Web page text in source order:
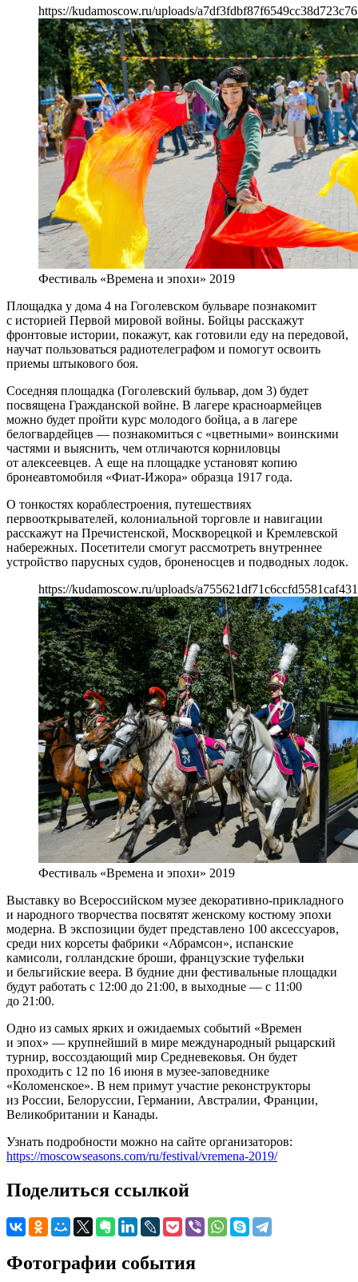
https://kudamoscow.ru/uploads/
Фестиваль «Времена и эпохи» 2019
Площадка у дома 4 на Гоголевском бульваре познакомит
с историей Первой мировой войны. Бойцы расскажут
фронтовые истории, покажут, как готовили еду на передовой,
научат пользоваться радиотелеграфом и помогут освоить
приемы штыкового боя.
Соседняя площадка (Гоголевский бульвар, дом 3) будет
посвящена Гражданской войне. В лагере красноармейцев
можно будет пройти курс молодого бойца, а в лагере
белогвардейцев — познакомиться с «цветными» воинскими
частями и выяснить, чем отличаются корниловцы
от алексеевцев. А еще на площадке установят копию
бронеавтомобиля «Фиат-Ижора» образца 1917 года.
О тонкостях кораблестроения, путешествиях
первооткрывателей, колониальной торговле и навигации
расскажут на Пречистенской, Москворецкой и Кремлевской
набережных. Посетители смогут рассмотреть внутреннее
устройство парусных судов, броненосцев и подводных лодок.
https://kudamoscow.ru/uploads/
Фестиваль «Времена и эпохи» 2019
Выставку во Всероссийском музее декоративно-прикладного
и народного творчества посвятят женскому костюму эпохи
модерна. В экспозиции будет представлено 100 аксессуаров,
среди них корсеты фабрики «Абрамсон», испанские
камисоли, голландские броши, французские туфельки
и бельгийские веера. В будние дни фестивальные площадки
будут работать с 12:00 до 21:00, в выходные — с 11:00
до 21:00.
Одно из самых ярких и ожидаемых событий «Времен
и эпох» — крупнейший в мире международный рыцарский
турнир, воссоздающий мир Средневековья. Он будет
проходить с 12 по 16 июня в музее-заповеднике
«Коломенское». В нем примут участие реконструкторы
из России, Белоруссии, Германии, Австралии, Франции,
Великобритании и Канады.
Узнать подробности можно на сайте организаторов:
https://moscowseasons.com/ru/festival/vremena-2019/
Поделиться ссылкой
Фотографии события